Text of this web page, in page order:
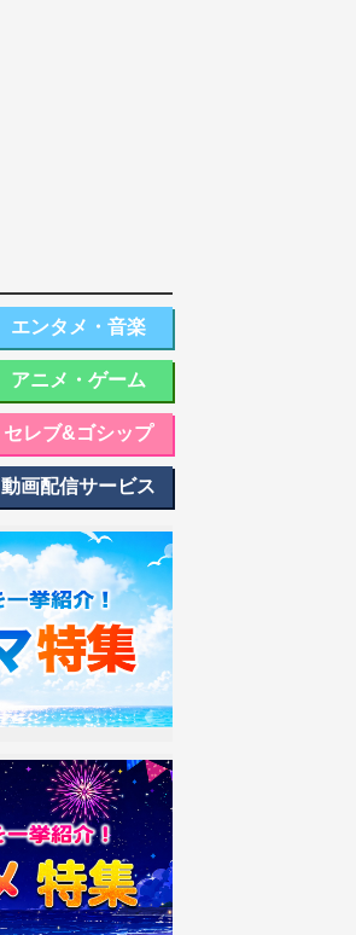
エンタメ・音楽
アニメ・ゲーム
セレブ&ゴシップ
動画配信サービス